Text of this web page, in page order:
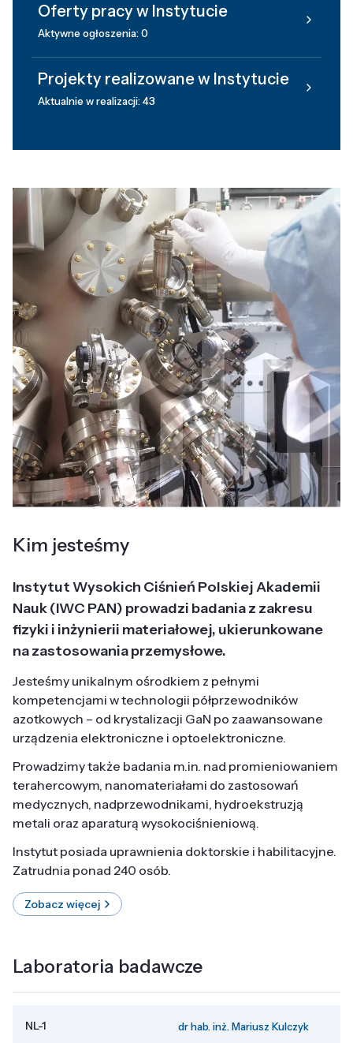
Oferty pracy w Instytucie
Aktywne ogłoszenia: 0
Projekty realizowane w Instytucie
Aktualnie w realizacji: 43
Kim jesteśmy
Instytut Wysokich Ciśnień Polskiej Akademii
Nauk (IWC PAN) prowadzi badania z zakresu
fizyki i inżynierii materiałowej, ukierunkowane
na zastosowania przemysłowe.
Jesteśmy unikalnym ośrodkiem z pełnymi
kompetencjami w technologii półprzewodników
azotkowych – od krystalizacji GaN po zaawansowane
urządzenia elektroniczne i optoelektroniczne.
Prowadzimy także badania m.in. nad promieniowaniem
terahercowym, nanomateriałami do zastosowań
medycznych, nadprzewodnikami, hydroekstruzją
metali oraz aparaturą wysokociśnieniową.
Instytut posiada uprawnienia doktorskie i habilitacyjne.
Zatrudnia ponad 240 osób.
Zobacz więcej
Laboratoria badawcze
NL-1 dr hab. inż. Mariusz Kulczyk